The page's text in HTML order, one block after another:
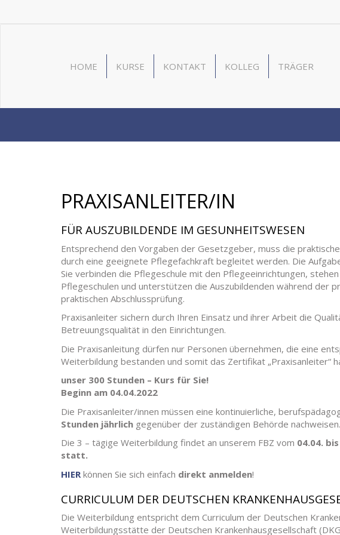
HOME KURSE KONTAKT KOLLEG TRÄGER
PRAXISANLEITER/IN
FÜR AUSZUBILDENDE IM GESUNHEITSWESEN
Entsprechend den Vorgaben der Gesetzgeber, muss die
durch eine geeignete Pflegefachkraft begleitet werden. Die
Sie verbinden die Pflegeschule mit den Pflegeeinrichtungen,
Pflegeschulen und unterstützen die Auszubildenden während der
praktischen Abschlussprüfung.
Praxisanleiter sichern durch Ihren Einsatz und ihrer Arbeit die
Betreuungsqualität in den Einrichtungen.
Die Praxisanleitung dürfen nur Personen übernehmen, die eine
Weiterbildung bestanden und somit das Zertifikat „Praxisanleiter“
unser 300 Stunden – Kurs für Sie!
Beginn am 04.04.2022
Die Praxisanleiter/innen müssen eine kontinuierliche,
Stunden jährlich gegenüber der zuständigen Behörde nachweisen.
Die 3 – tägige Weiterbildung findet an unserem FBZ vom 04.04.
statt.
HIER können Sie sich einfach direkt anmelden!
CURRICULUM DER DEUTSCHEN
Die Weiterbildung entspricht dem Curriculum der Deutschen
Weiterbildungsstätte der Deutschen Krankenhausgesellschaft